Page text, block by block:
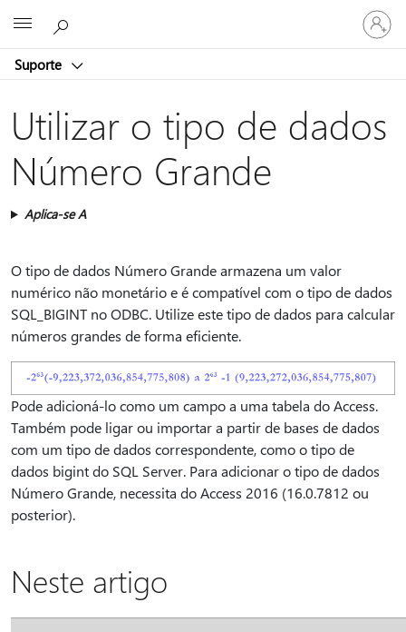
Suporte
Iniciar
sessão
na
Utilizar o tipo de dados
Número Grande
Aplica-se A
O tipo de dados Número Grande armazena um valor
numérico não monetário e é compatível com o tipo de dados
SQL_BIGINT no ODBC. Utilize este tipo de dados para calcular
números grandes de forma eficiente.
Pode adicioná-lo como um campo a uma tabela do Access.
Também pode ligar ou importar a partir de bases de dados
com um tipo de dados correspondente, como o tipo de
dados bigint do SQL Server. Para adicionar o tipo de dados
Número Grande, necessita do Access 2016 (16.0.7812 ou
posterior).
Neste artigo